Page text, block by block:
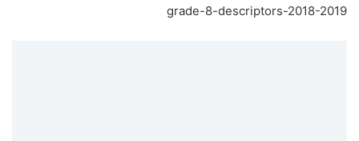
grade-8-descriptors-2018-2019